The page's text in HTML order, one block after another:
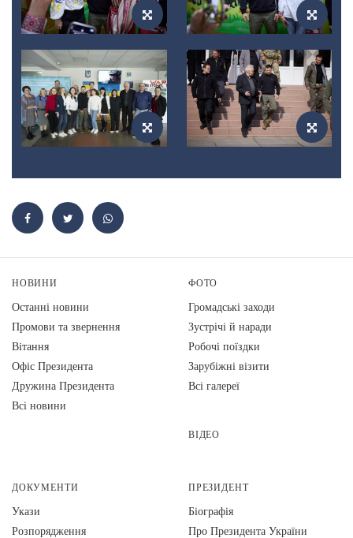
НОВИНИ
Останні новини
Промови та звернення
Вiтання
Офіс Президента
Дружина Президента
Всі новини
ФОТО
Громадські заходи
Зустрічі й наради
Робочі поїздки
Зарубіжні візити
Всі галереї
ВІДЕО
ДОКУМЕНТИ
Укази
Розпорядження
ПРЕЗИДЕНТ
Біографія
Про Президента України